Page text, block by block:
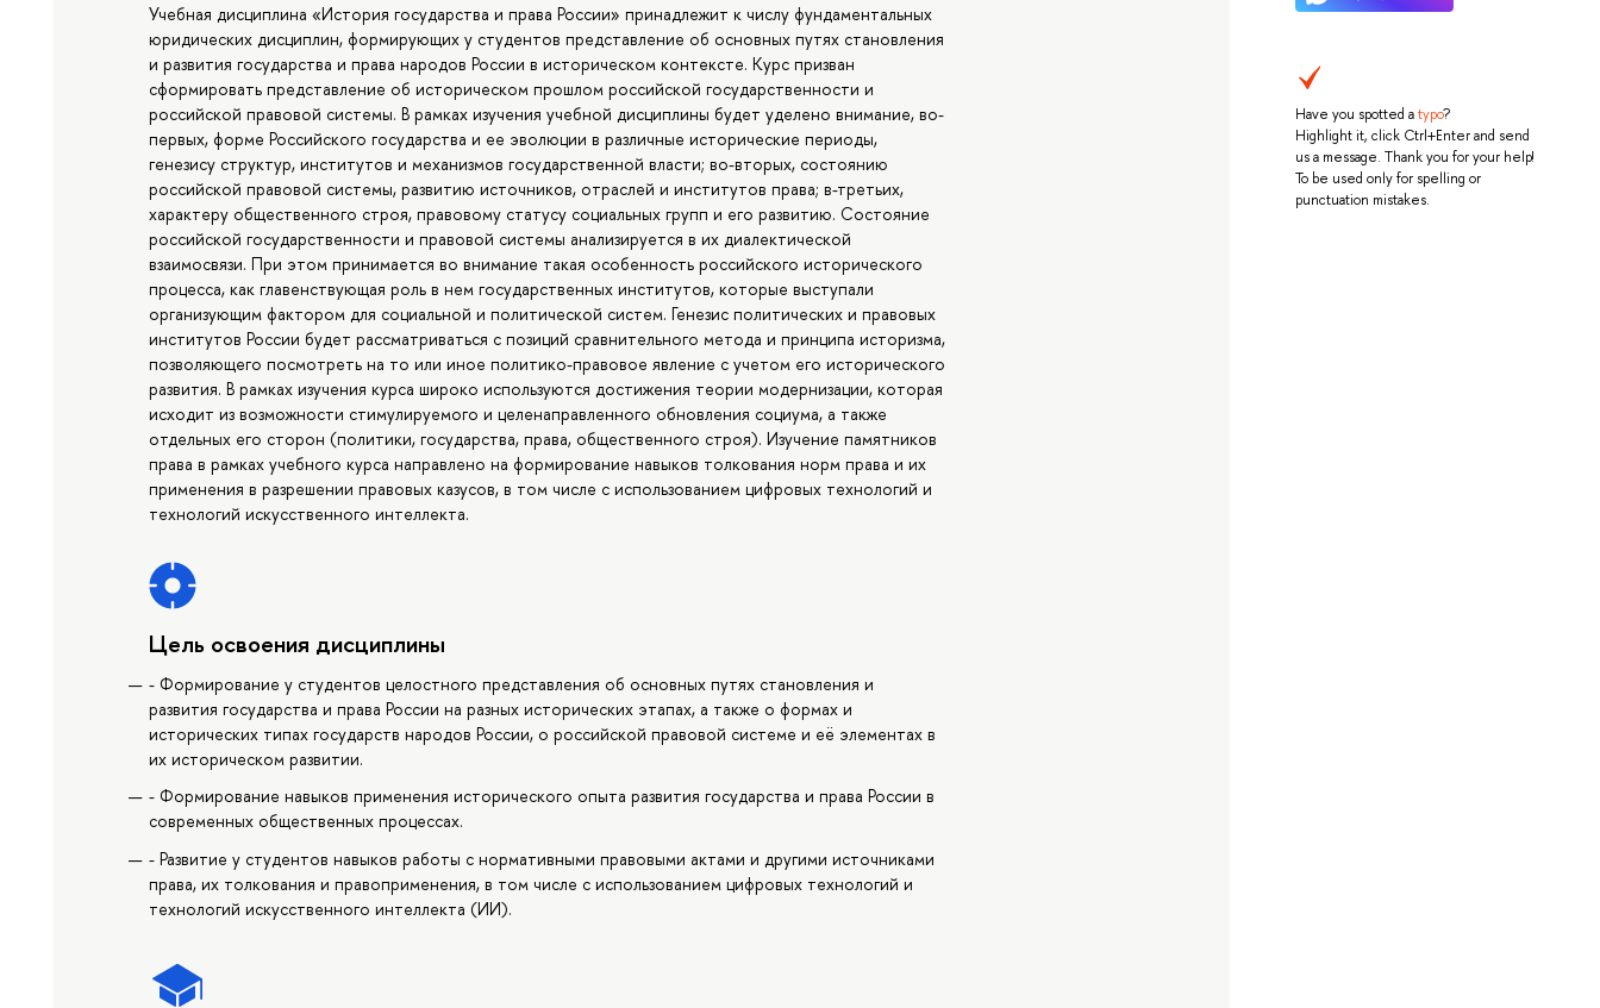
Have you spotted atypo?
Highlight it, click Ctrl+Enter and send
us a message. Thank you for your help!
To be used only for spelling or
punctuation mistakes.
Учебная дисциплина «История государства и права России» принадлежит к числу фундаментальных
юридических дисциплин, формирующих у студентов представление об основных путях становления
и развития государства и права народов России в историческом контексте. Курс призван
сформировать представление об историческом прошлом российской государственности и
российской правовой системы. В рамках изучения учебной дисциплины будет уделено внимание, во-
первых, форме Российского государства и ее эволюции в различные исторические периоды,
генезису структур, институтов и механизмов государственной власти; во-вторых, состоянию
российской правовой системы, развитию источников, отраслей и институтов права; в-третьих,
характеру общественного строя, правовому статусу социальных групп и его развитию. Состояние
российской государственности и правовой системы анализируется в их диалектической
взаимосвязи. При этом принимается во внимание такая особенность российского исторического
процесса, как главенствующая роль в нем государственных институтов, которые выступали
организующим фактором для социальной и политической систем. Генезис политических и правовых
институтов России будет рассматриваться с позиций сравнительного метода и принципа историзма,
позволяющего посмотреть на то или иное политико-правовое явление с учетом его исторического
развития. В рамках изучения курса широко используются достижения теории модернизации, которая
исходит из возможности стимулируемого и целенаправленного обновления социума, а также
отдельных его сторон (политики, государства, права, общественного строя). Изучение памятников
права в рамках учебного курса направлено на формирование навыков толкования норм права и их
применения в разрешении правовых казусов, в том числе с использованием цифровых технологий и
технологий искусственного интеллекта.
Цель освоения дисциплины
- Формирование у студентов целостного представления об основных путях становления и
развития государства и права России на разных исторических этапах, а также о формах и
исторических типах государств народов России, о российской правовой системе и её элементах в
их историческом развитии.
- Формирование навыков применения исторического опыта развития государства и права России в
современных общественных процессах.
- Развитие у студентов навыков работы с нормативными правовыми актами и другими источниками
права, их толкования и правоприменения, в том числе с использованием цифровых технологий и
технологий искусственного интеллекта (ИИ).